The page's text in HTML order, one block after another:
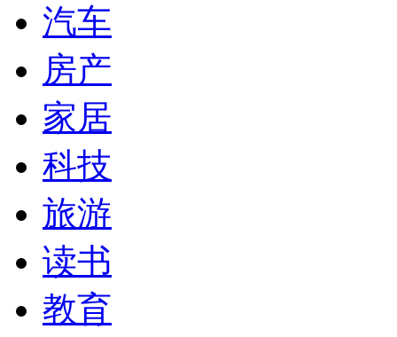
汽车
房产
家居
科技
旅游
读书
教育